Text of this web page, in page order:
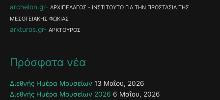
archelon.gr
ΑΡΧΙΠΕΛΑΓΟΣ - ΙΝΣΤΙΤΟΥΤΟ ΓΙΑ ΤΗΝ ΠΡΟΣΤΑΣΙΑ ΤΗΣ
ΜΕΣΟΓΕΙΑΚΗΣ ΦΩΚΙΑΣ
arkturos.gr ΑΡΚΤΟΥΡΟΣ
Πρόσφατα νέα
Διεθνής Ημέρα Μουσείων 13 Μαΐου, 2026
Διεθνής Ημέρα Μουσείων 2026 6 Μαΐου, 2026